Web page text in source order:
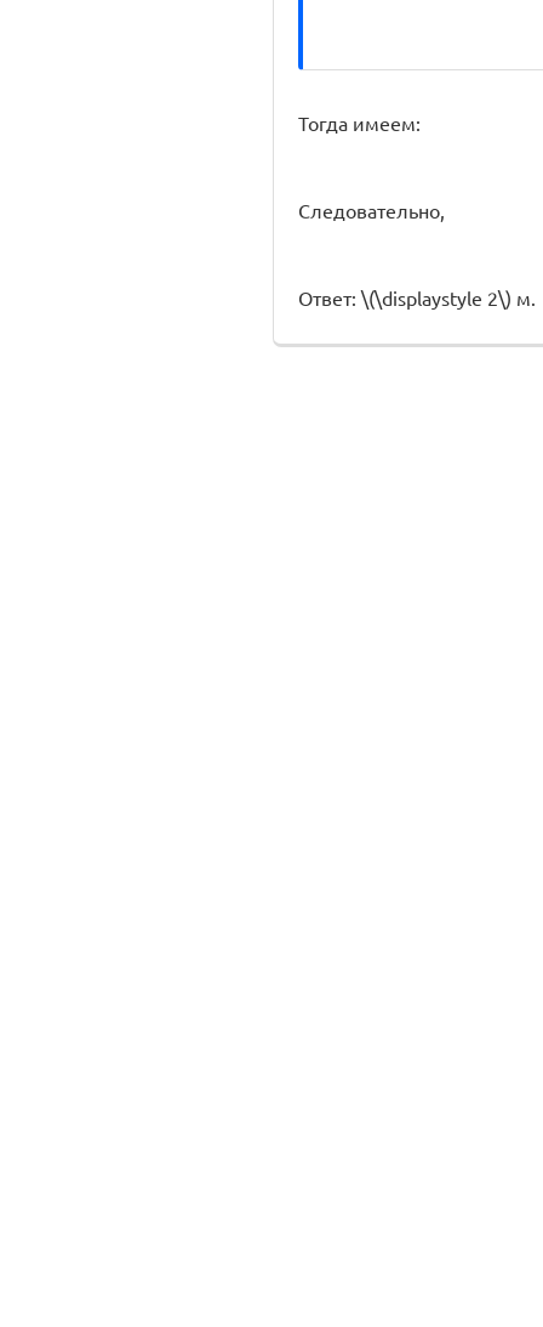
Тогда имеем:
Следовательно,
Ответ: \(\displaystyle 2\) м.